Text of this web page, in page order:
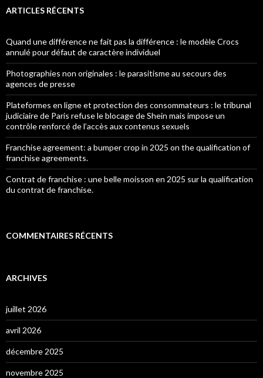
ARTICLES RÉCENTS
Quand une différence ne fait pas la différence : le modèle Crocs
annulé pour défaut de caractère individuel
Photographies non originales : le parasitisme au secours des
agences de presse
Plateformes en ligne et protection des consommateurs : le tribunal
judiciaire de Paris refuse le blocage de Shein mais impose un
contrôle renforcé de l’accès aux contenus sexuels
Franchise agreement: a bumper crop in 2025 on the qualification of
franchise agreements.
Contrat de franchise : une belle moisson en 2025 sur la qualification
du contrat de franchise.
COMMENTAIRES RÉCENTS
ARCHIVES
juillet 2026
avril 2026
décembre 2025
novembre 2025